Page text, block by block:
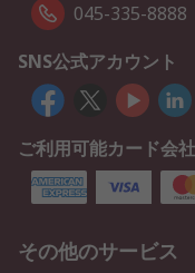
045-335-8888
SNS公式アカウント
ご利用可能カード会社
その他のサービス